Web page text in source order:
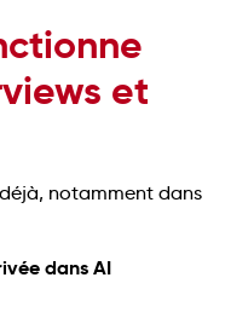
et
notamment dans
dans AI